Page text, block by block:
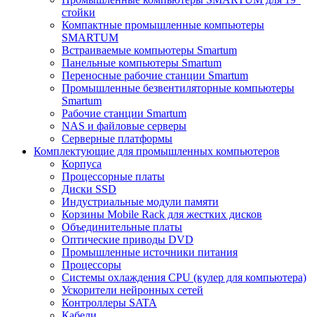
стойки
Компактные промышленные компьютеры
SMARTUM
Встраиваемые компьютеры Smartum
Панельные компьютеры Smartum
Переносные рабочие станции Smartum
Промышленные безвентиляторные компьютеры
Smartum
Рабочие станции Smartum
NAS и файловые серверы
Серверные платформы
Комплектующие для промышленных компьютеров
Корпуса
Процессорные платы
Диски SSD
Индустриальные модули памяти
Корзины Mobile Rack для жестких дисков
Объединительные платы
Оптические приводы DVD
Промышленные источники питания
Процессоры
Системы охлаждения CPU (кулер для компьютера)
Ускорители нейронных сетей
Контроллеры SATA